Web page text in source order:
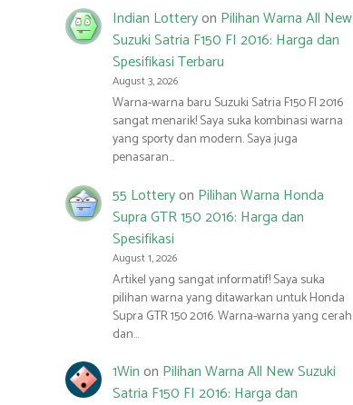
Indian Lotteryon Pilihan Warna All New
Suzuki Satria F150 FI 2016: Harga dan
Spesifikasi Terbaru
August 3, 2026
Warna-warna baru Suzuki Satria F150 FI 2016
sangat menarik! Saya suka kombinasi warna
yang sporty dan modern. Saya juga
penasaran…
55 Lotteryon Pilihan Warna Honda
Supra GTR 150 2016: Harga dan
Spesifikasi
August 1, 2026
Artikel yang sangat informatif! Saya suka
pilihan warna yang ditawarkan untuk Honda
Supra GTR 150 2016. Warna-warna yang cerah
dan…
1Winon Pilihan Warna All New Suzuki
Satria F150 FI 2016: Harga dan